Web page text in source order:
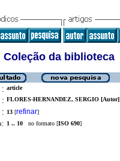
Coleção da biblioteca
: article
: FLORES-HERNANDEZ, SERGIO [Autor]
: 13 [refinar]
1 .. 10 no formato [ISO 690]